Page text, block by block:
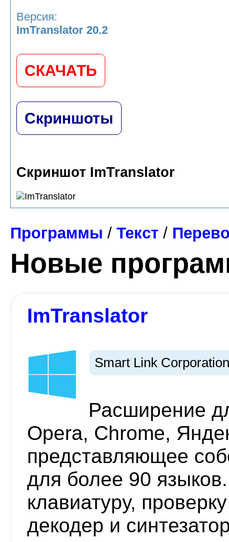
Версия:
ImTranslator 20.2
СКАЧАТЬ
Скриншоты
Скриншот ImTranslator
Программы / Текст /
Новые
ImTranslator
Smart Link Corporation
Расширение
Opera, Chrome,
представляющее
для более 90
клавиатуру,
декодер и